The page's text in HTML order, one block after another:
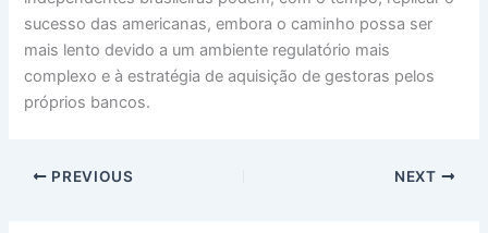
sucesso das americanas, embora o caminho possa ser
mais lento devido a um ambiente regulatório mais
complexo e à estratégia de aquisição de gestoras pelos
próprios bancos.
PREVIOUS NEXT